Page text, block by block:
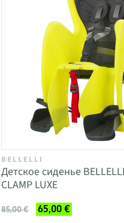
BELLELLI
Детское сиденье
CLAMP LUXE
85,00 € 65,00 €